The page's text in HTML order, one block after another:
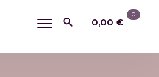
for:
0,00 €
0